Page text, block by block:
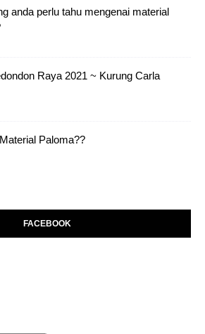
anda perlu tahu mengenai material
Raya 2021 ~ Kurung Carla
Paloma??
FACEBOOK